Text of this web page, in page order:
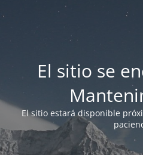
El sitio se
El sitio estará disponible